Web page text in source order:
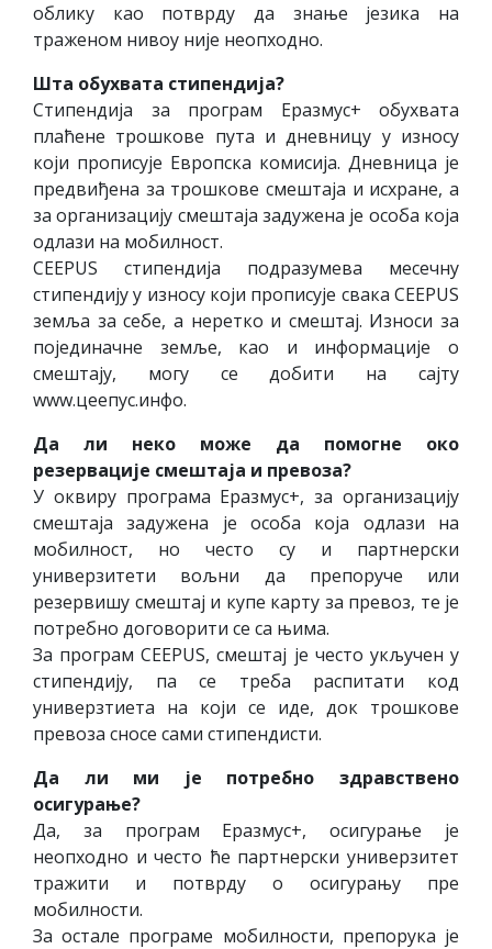
облику као потврду да знање језика на
траженом нивоу није неопходно.
Шта обухвата стипендија?
Стипендија за програм Еразмус+ обухвата
плаћене трошкове пута и дневницу у износу
који прописује Европска комисија. Дневница је
предвиђена за трошкове смештаја и исхране, а
за организацију смештаја задужена је особа која
одлази на мобилност.
CEEPUS стипендија подразумева месечну
стипендију у износу који прописује свака CEEPUS
земља за себе, а неретко и смештај. Износи за
појединачне земље, као и информације о
смештају, могу се добити на сајту
www.цеепус.инфо.
Да ли неко може да помогне око
резервације смештаја и превоза?
У оквиру програма Еразмус+, за организацију
смештаја задужена је особа која одлази на
мобилност, но често су и партнерски
универзитети вољни да препоруче или
резервишу смештај и купе карту за превоз, те је
потребно договорити се са њима.
За програм CEEPUS, смештај је често укључен у
стипендију, па се треба распитати код
универзтиета на који се иде, док трошкове
превоза сносе сами стипендисти.
Да ли ми је потребно здравствено
осигурање?
Да, за програм Еразмус+, осигурање је
неопходно и често ће партнерски универзитет
тражити и потврду о осигурању пре
мобилности.
За остале програме мобилности, препорука је